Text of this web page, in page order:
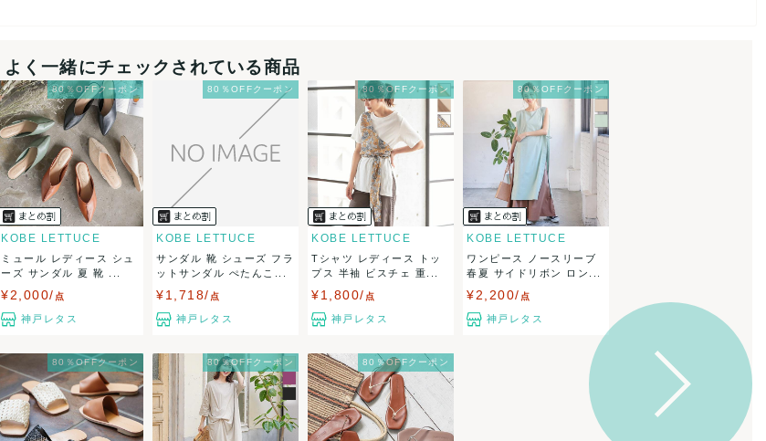
よく一緒にチェックされている商品
80％OFFクーポン
KOBE LETTUCE
ミュール レディース シュ
ーズ サンダル 夏 靴 ...
¥2,000/ 点
神戸レタス
80％OFFクーポン
KOBE LETTUCE
サンダル 靴 シューズ フラ
ットサンダル ぺたんこ...
¥1,718/ 点
神戸レタス
80％OFFクーポン
KOBE LETTUCE
Tシャツ レディース トッ
プス 半袖 ビスチェ 重...
¥1,800/ 点
神戸レタス
80％OFFクーポン
KOBE LETTUCE
ワンピース ノースリーブ
春夏 サイドリボン ロン...
¥2,200/ 点
神戸レタス
80％OFFクーポン 80％OFFクーポン 80％OFFクーポン